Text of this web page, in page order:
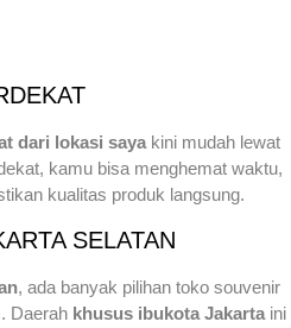
dari lokasi saya kini mudah lewat
kamu bisa menghemat waktu,
kualitas produk langsung.
SELATAN
, ada banyak pilihan toko souvenir
Daerah khusus ibukota Jakarta ini